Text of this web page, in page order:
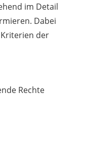
im Detail
Dabei
der
Rechte